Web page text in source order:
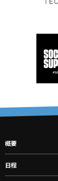
概要
日程